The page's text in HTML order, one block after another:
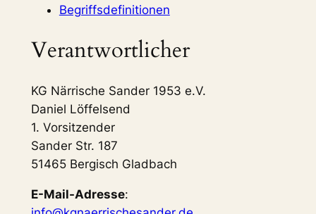
Begriffsdefinitionen
Verantwortlicher
KG Närrische Sander 1953 e.V.
Daniel Löffelsend
1. Vorsitzender
Sander Str. 187
51465 Bergisch Gladbach
E-Mail-Adresse: